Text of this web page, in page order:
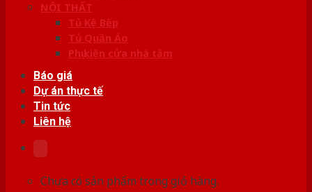
NỘI THẤT
Tủ Kệ Bếp
Tủ Quần Áo
Phụ kiện cửa nhà tắm
Báo giá
Dự án thực tế
Tin tức
Liên hệ
Chưa có sản phẩm trong giỏ hàng.